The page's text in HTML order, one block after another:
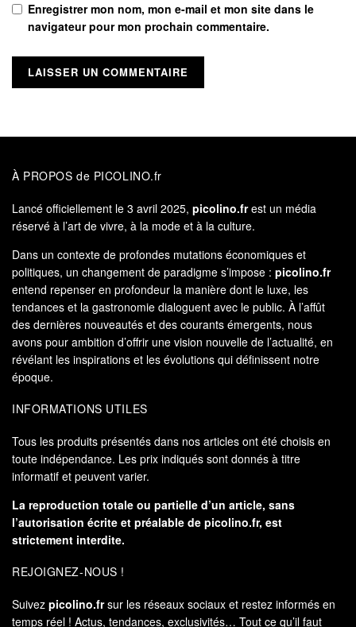
Enregistrer mon nom, mon e-mail et mon site dans le
navigateur pour mon prochain commentaire.
À PROPOS de PICOLINO.fr
Lancé officiellement le 3 avril 2025, picolino.frest un média
réservé à l’art de vivre, à la mode et à la culture.
Dans un contexte de profondes mutations économiques et
politiques, un changement de paradigme s’impose : picolino.fr
entend repenser en profondeur la manière dont le luxe, les
tendances et la gastronomie dialoguent avec le public. À l’affût
des dernières nouveautés et des courants émergents, nous
avons pour ambition d’offrir une vision nouvelle de l’actualité, en
révélant les inspirations et les évolutions qui définissent notre
époque.
INFORMATIONS UTILES
Tous les produits présentés dans nos articles ont été choisis en
toute indépendance. Les prix indiqués sont donnés à titre
informatif et peuvent varier.
La reproduction totale ou partielle d’un article, sans
l’autorisation écrite et préalable de picolino.fr, est
strictement interdite.
REJOIGNEZ-NOUS !
Suivez picolino.frsur les réseaux sociaux et restez informés en
temps réel ! Actus, tendances, exclusivités… Tout ce qu’il faut